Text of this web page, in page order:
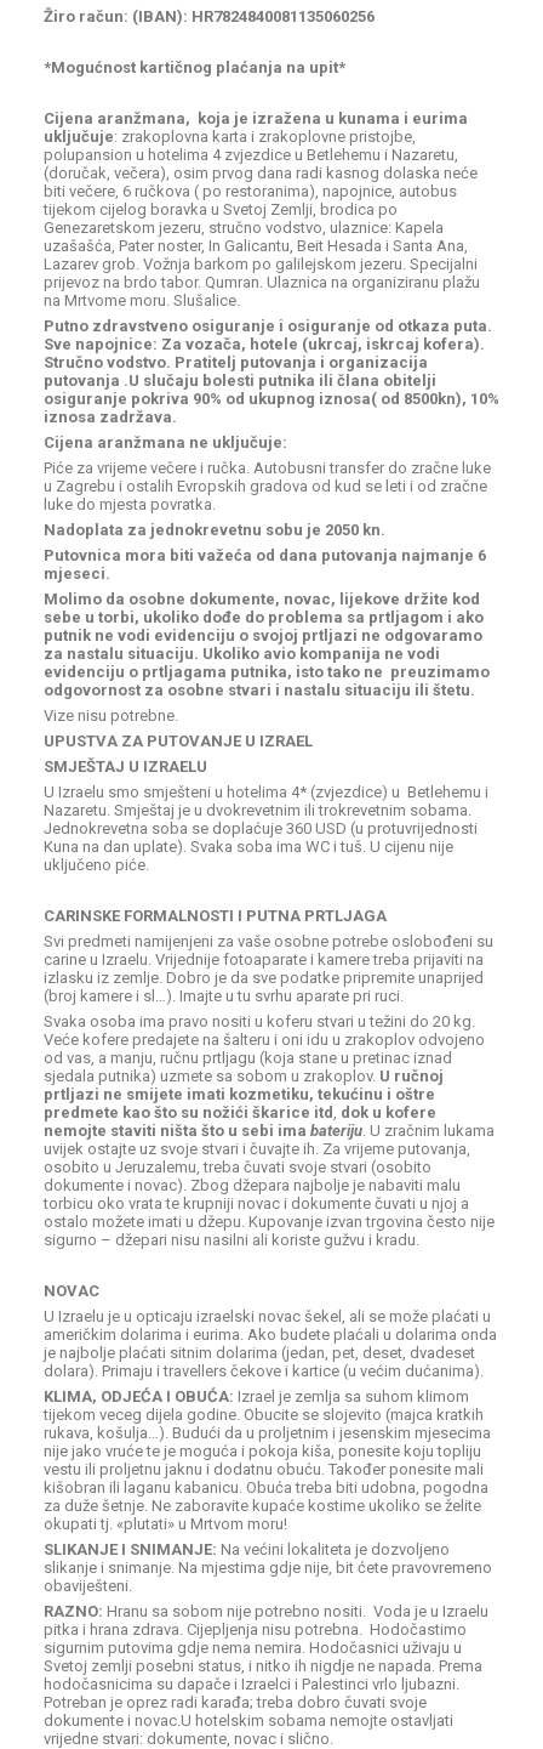
Žiro račun: (IBAN): HR7824840081135060256
*Mogućnost kartičnog plaćanja na upit*
Cijena aranžmana, koja je izražena u kunama i eurima
uključuje: zrakoplovna karta i zrakoplovne pristojbe,
polupansion u hotelima 4 zvjezdice u Betlehemu i Nazaretu,
(doručak, večera), osim prvog dana radi kasnog dolaska neće
biti večere, 6 ručkova ( po restoranima), napojnice, autobus
tijekom cijelog boravka u Svetoj Zemlji, brodica po
Genezaretskom jezeru, stručno vodstvo, ulaznice: Kapela
uzašašća, Pater noster, In Galicantu, Beit Hesada i Santa Ana,
Lazarev grob. Vožnja barkom po galilejskom jezeru. Specijalni
prijevoz na brdo tabor. Qumran. Ulaznica na organiziranu plažu
na Mrtvome moru. Slušalice.
Putno zdravstveno osiguranje i osiguranje od otkaza puta.
Sve napojnice: Za vozača, hotele (ukrcaj, iskrcaj kofera).
Stručno vodstvo. Pratitelj putovanja i organizacija
putovanja .U slučaju bolesti putnika ili člana obitelji
osiguranje pokriva 90% od ukupnog iznosa( od 8500kn), 10%
iznosa zadržava.
Cijena aranžmana ne uključuje:
Piće za vrijeme večere i ručka. Autobusni transfer do zračne luke
u Zagrebu i ostalih Evropskih gradova od kud se leti i od zračne
luke do mjesta povratka.
Nadoplata za jednokrevetnu sobu je 2050 kn.
Putovnica mora biti važeća od dana putovanja najmanje 6
mjeseci.
Molimo da osobne dokumente, novac, lijekove držite kod
sebe u torbi, ukoliko dođe do problema sa prtljagom i ako
putnik ne vodi evidenciju o svojoj prtljazi ne odgovaramo
za nastalu situaciju. Ukoliko avio kompanija ne vodi
evidenciju o prtljagama putnika, isto tako ne preuzimamo
odgovornost za osobne stvari i nastalu situaciju ili štetu.
Vize nisu potrebne.
UPUSTVA ZA PUTOVANJE U IZRAEL
SMJEŠTAJ U IZRAELU
U Izraelu smo smješteni u hotelima 4* (zvjezdice) u Betlehemu i
Nazaretu. Smještaj je u dvokrevetnim ili trokrevetnim sobama.
Jednokrevetna soba se doplaćuje 360 USD (u protuvrijednosti
Kuna na dan uplate). Svaka soba ima WC i tuš. U cijenu nije
uključeno piće.
CARINSKE FORMALNOSTI I PUTNA PRTLJAGA
Svi predmeti namijenjeni za vaše osobne potrebe oslobođeni su
carine u Izraelu. Vrijednije fotoaparate i kamere treba prijaviti na
izlasku iz zemlje. Dobro je da sve podatke pripremite unaprijed
(broj kamere i sl…). Imajte u tu svrhu aparate pri ruci.
Svaka osoba ima pravo nositi u koferu stvari u težini do 20 kg.
Veće kofere predajete na šalteru i oni idu u zrakoplov odvojeno
od vas, a manju, ručnu prtljagu (koja stane u pretinac iznad
sjedala putnika) uzmete sa sobom u zrakoplov. U ručnoj
prtljazi ne smijete imati kozmetiku, tekućinu i oštre
predmete kao što su nožići škarice itd , dok u kofere
nemojte staviti ništa što u sebi ima bateriju. U zračnim lukama
uvijek ostajte uz svoje stvari i čuvajte ih. Za vrijeme putovanja,
osobito u Jeruzalemu, treba čuvati svoje stvari (osobito
dokumente i novac). Zbog džepara najbolje je nabaviti malu
torbicu oko vrata te krupniji novac i dokumente čuvati u njoj a
ostalo možete imati u džepu. Kupovanje izvan trgovina često nije
sigurno – džepari nisu nasilni ali koriste gužvu i kradu.
NOVAC
U Izraelu je u opticaju izraelski novac šekel, ali se može plaćati u
američkim dolarima i eurima. Ako budete plaćali u dolarima onda
je najbolje plaćati sitnim dolarima (jedan, pet, deset, dvadeset
dolara). Primaju i travellers čekove i kartice (u većim dućanima).
KLIMA, ODJEĆA I OBUĆA: Izrael je zemlja sa suhom klimom
tijekom veceg dijela godine. Obucite se slojevito (majca kratkih
rukava, košulja…). Budući da u proljetnim i jesenskim mjesecima
nije jako vruće te je moguća i pokoja kiša, ponesite koju topliju
vestu ili proljetnu jaknu i dodatnu obuću. Također ponesite mali
kišobran ili laganu kabanicu. Obuća treba biti udobna, pogodna
za duže šetnje. Ne zaboravite kupaće kostime ukoliko se želite
okupati tj. «plutati» u Mrtvom moru!
SLIKANJE I SNIMANJE: Na većini lokaliteta je dozvoljeno
slikanje i snimanje. Na mjestima gdje nije, bit ćete pravovremeno
obaviješteni.
RAZNO: Hranu sa sobom nije potrebno nositi. Voda je u Izraelu
pitka i hrana zdrava. Cijepljenja nisu potrebna. Hodočastimo
sigurnim putovima gdje nema nemira. Hodočasnici uživaju u
Svetoj zemlji posebni status, i nitko ih nigdje ne napada. Prema
hodočasnicima su dapače i Izraelci i Palestinci vrlo ljubazni.
Potreban je oprez radi karađa; treba dobro čuvati svoje
dokumente i novac.U hotelskim sobama nemojte ostavljati
vrijedne stvari: dokumente, novac i slično.